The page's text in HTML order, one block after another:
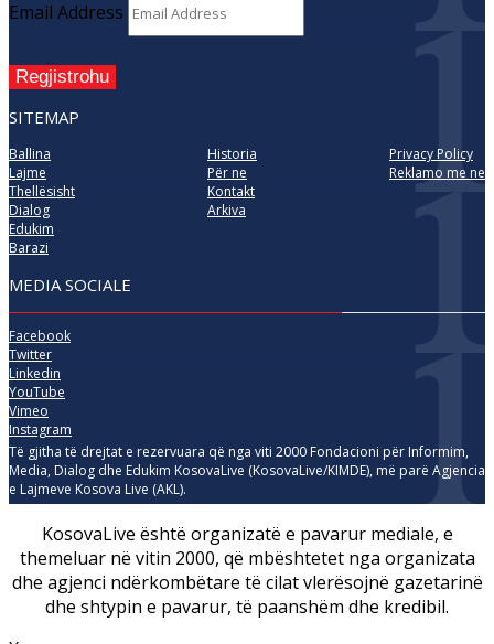
Email Address
Regjistrohu
SITEMAP
Ballina
Lajme
Thellësisht
Dialog
Edukim
Barazi
Historia
Për ne
Kontakt
Arkiva
Privacy Policy
Reklamo me ne
MEDIA SOCIALE
Facebook
Twitter
Linkedin
YouTube
Vimeo
Instagram
Të gjitha të drejtat e rezervuara që nga viti 2000 Fondacioni për Informim,
Media, Dialog dhe Edukim KosovaLive (KosovaLive/KIMDE), më parë Agjencia
e Lajmeve Kosova Live (AKL).
KosovaLive është organizatë e pavarur mediale, e
themeluar në vitin 2000, që mbështetet nga organizata
dhe agjenci ndërkombëtare të cilat vlerësojnë gazetarinë
dhe shtypin e pavarur, të paanshëm dhe kredibil.